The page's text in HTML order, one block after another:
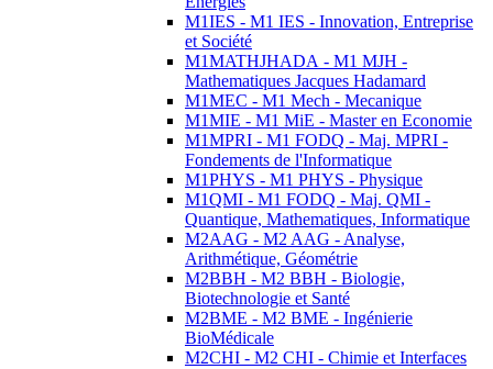
M1IES - M1 IES - Innovation, Entreprise
et Société
M1MATHJHADA - M1 MJH -
Mathematiques Jacques Hadamard
M1MEC - M1 Mech - Mecanique
M1MIE - M1 MiE - Master en Economie
M1MPRI - M1 FODQ - Maj. MPRI -
Fondements de l'Informatique
M1PHYS - M1 PHYS - Physique
M1QMI - M1 FODQ - Maj. QMI -
Quantique, Mathematiques, Informatique
M2AAG - M2 AAG - Analyse,
Arithmétique, Géométrie
M2BBH - M2 BBH - Biologie,
Biotechnologie et Santé
M2BME - M2 BME - Ingénierie
BioMédicale
M2CHI - M2 CHI - Chimie et Interfaces